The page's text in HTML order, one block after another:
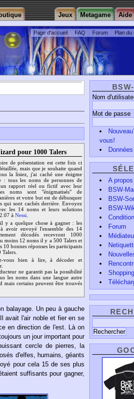
Page d'accueil FAQ Forum Plan du
Aide
Metagame
Jeux
Nom
Mot de passe
vous!
A
BSW-
BSW-
BSW-
Forum
Shopping
pour 1000 Talers
de présentation est cette fois ci
mais que je souhaite quand
la lisiez, j'ai caché une énigme
: tous les noms de personnes de
rapport réel ou fictif avec leur
noms sont "énigmatisés" de
et votre but est de débusquer
qui sont cachés derrière. Envoyez
les 14 noms et leurs solutions
à Nessi
y a quelque chose à gagner : les
avoir envoyé l'ensemble des 14
décodés recevront 1000
moins 12 noms il y a 500 Talers et
10 bonnes réponses les participants
vous bien à lire, à décoder et
ne garantit pas la possibilité
les noms dans une langue autre
mais certains peuvent être trouvés
balayage. Un peu à gauche
avait l'air noble et fier en se
en direction de l'est. Là on
un jour important pour
cercle de pierres, la
d'elfes, humains, géants
pour cela 15 de ses plus
suffisants pour gagner,